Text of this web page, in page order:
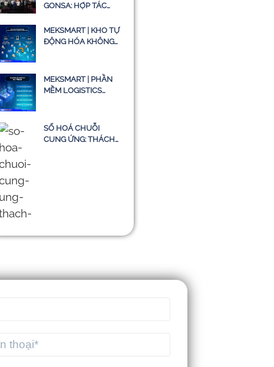
GONSA: HỢP TÁC
THỐNG QUẢN LÝ
VẬN TẢI TMS
MEKSMART | KHO TỰ
ĐỘNG HÓA KHÔNG
HAY CHỈ LÀ Ý TƯỞNG
MEKSMART | PHẦN
MỀM LOGISTICS
VIỆT NAM
SỐ HOÁ CHUỖI
CUNG ỨNG: THÁCH